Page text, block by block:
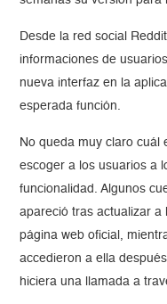
Desde la red social
informaciones de
nueva interfaz en la
esperada función.
No queda muy claro cuál
escoger a los usuarios a
funcionalidad. Algunos
apareció tras actualizar a
página web oficial,
accedieron a ella
hiciera una llamada a